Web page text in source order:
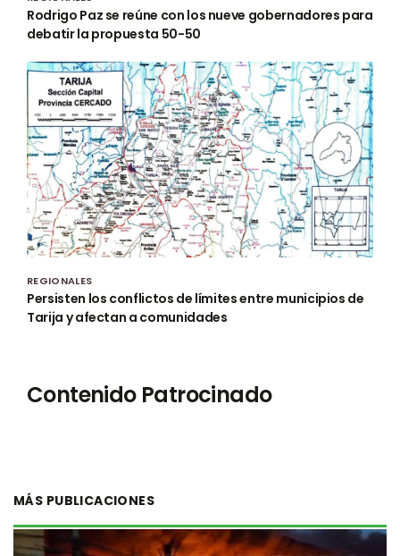
Rodrigo Paz se reúne con los nueve gobernadores para
debatir la propuesta 50-50
REGIONALES
Persisten los conflictos de límites entre municipios de
Tarija y afectan a comunidades
Contenido Patrocinado
MÁS PUBLICACIONES